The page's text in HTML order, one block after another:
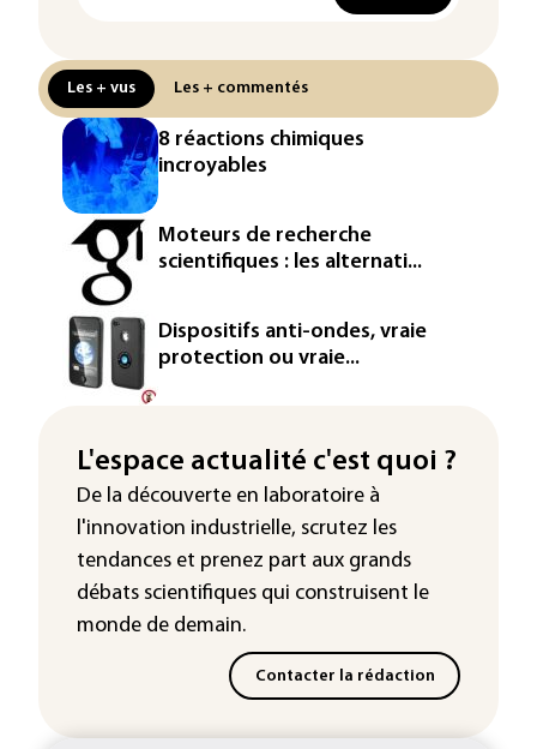
Les + vus Les + commentés
8 réactions chimiques
incroyables
Moteurs de recherche
scientifiques : les alternati...
Dispositifs anti-ondes, vraie
protection ou vraie...
L'espace actualité c'est quoi ?
De la découverte en laboratoire à
l'innovation industrielle, scrutez les
tendances et prenez part aux grands
débats scientifiques qui construisent le
monde de demain.
Contacter la rédaction